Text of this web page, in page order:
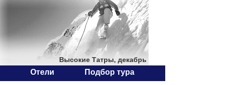
Высокие Татры, декабрь
Отели Подбор тура